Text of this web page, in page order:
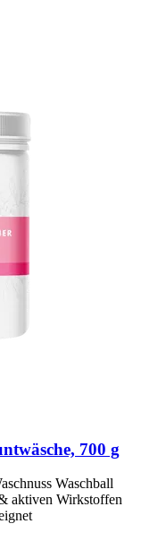
700 g
Waschball
aktiven Wirkstoffen